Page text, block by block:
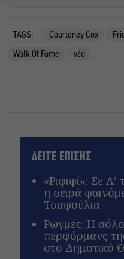
TAGS: Courteney Cox
Walk Of Fame
νέα
ΔΕΙΤΕ ΕΠΙΣΗΣ
«Ριφιφί»: Σε
η σειρά
Τσαφούλια
Ρωγμές: Η
περφόρμανς
στο Δημοτικό